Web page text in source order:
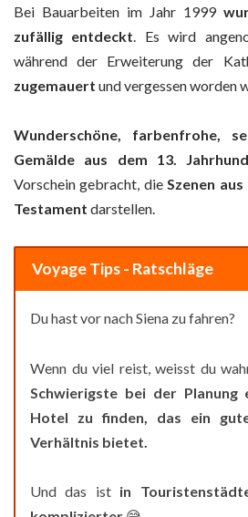
Bei Bauarbeiten im Jahr 1999
zufällig entdeckt . Es wird
während der Erweiterung der
zugemauert und vergessen worden
Wunderschöne, farbenfrohe,
Gemälde aus dem 13.
Vorschein gebracht, dieSzenen aus
Testament darstellen.
Voyage Tips - Ratschläge
Du hast vor nach Siena zu fahren?
Wenn du viel reist, weisst du
Schwierigste bei der Planung
Hotel zu finden, das ein
Verhältnis bietet.
Und das ist in